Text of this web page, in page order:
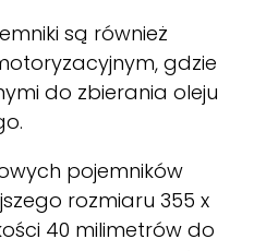
są również
gdzie
do zbierania oleju
pojemników
rozmiaru 355 x
40 milimetrów do